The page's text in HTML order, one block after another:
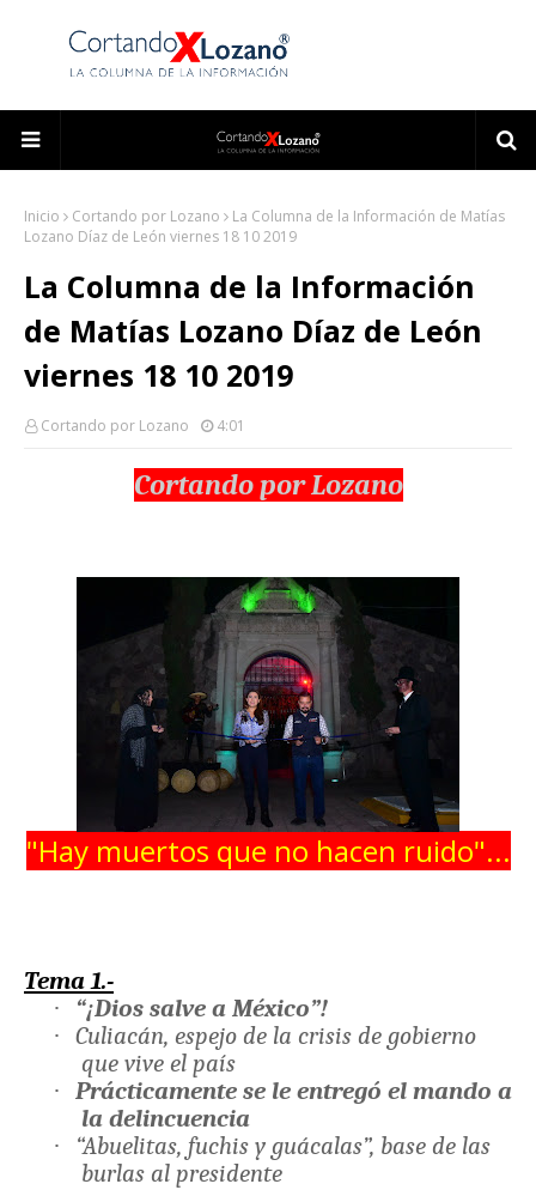
Inicio Cortando por Lozano
La Columna de la Información de Matías
Lozano Díaz de León viernes 18 10 2019
La Columna de la Información
de Matías Lozano Díaz de León
viernes 18 10 2019
Cortando por Lozano 4:01
Cortando por Lozano
"Hay muertos que no hacen ruido"...
Tema 1.-
·
“¡Dios salve a México”!
· Culiacán, espejo de la crisis de gobierno
que vive el país
· Prácticamente se le entregó el mando a
la delincuencia
·
“Abuelitas, fuchis y guácalas”, base de las
burlas al presidente